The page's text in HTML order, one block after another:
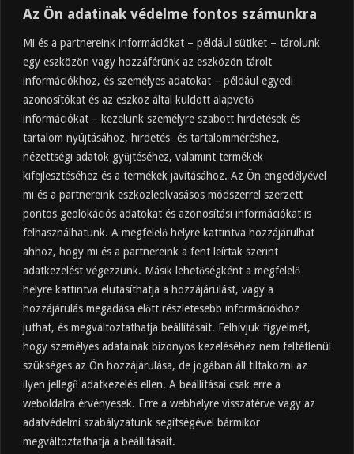
Az Ön adatinak védelme fontos számunkra
Mi és a partnereink információkat – például sütiket – tárolunk
egy eszközön vagy hozzáférünk az eszközön tárolt
információkhoz, és személyes adatokat – például egyedi
azonosítókat és az eszköz által küldött alapvető
információkat – kezelünk személyre szabott hirdetések és
tartalom nyújtásához, hirdetés- és tartalomméréshez,
nézettségi adatok gyűjtéséhez, valamint termékek
kifejlesztéséhez és a termékek javításához. Az Ön engedélyével
mi és a partnereink eszközleolvasásos módszerrel szerzett
pontos geolokációs adatokat és azonosítási információkat is
felhasználhatunk. A megfelelő helyre kattintva hozzájárulhat
ahhoz, hogy mi és a partnereink a fent leírtak szerint
adatkezelést végezzünk. Másik lehetőségként a megfelelő
helyre kattintva elutasíthatja a hozzájárulást, vagy a
hozzájárulás megadása előtt részletesebb információkhoz
juthat, és megváltoztathatja beállításait. Felhívjuk figyelmét,
hogy személyes adatainak bizonyos kezeléséhez nem feltétlenül
szükséges az Ön hozzájárulása, de jogában áll tiltakozni az
ilyen jellegű adatkezelés ellen. A beállításai csak erre a
weboldalra érvényesek. Erre a webhelyre visszatérve vagy az
adatvédelmi szabályzatunk segítségével bármikor
megváltoztathatja a beállításait.
Felkapott
Almaecet mire jó? 21 gyakori felhasználási
terület
2025.10.31.
Almaecet fogyasztása: mikor, mennyit, mivel
hígítva?
2025.10.30.
Almaecet hatása a szervezetre –
Mit mond a kutatás?
2025.10.15.
Almaecet – Teljes útmutató:
hatások, felhasználás, kockázatok,
beszerzés
2025.10.14.
Ipari napelem cégeknek – esettanulmányok és
ajánlatkérés